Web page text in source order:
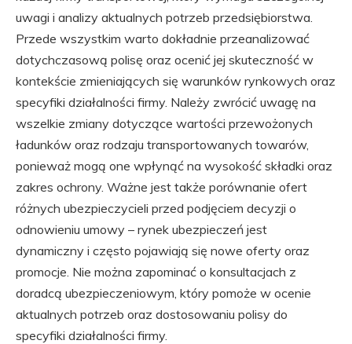
uwagi i analizy aktualnych potrzeb przedsiębiorstwa.
Przede wszystkim warto dokładnie przeanalizować
dotychczasową polisę oraz ocenić jej skuteczność w
kontekście zmieniających się warunków rynkowych oraz
specyfiki działalności firmy. Należy zwrócić uwagę na
wszelkie zmiany dotyczące wartości przewożonych
ładunków oraz rodzaju transportowanych towarów,
ponieważ mogą one wpłynąć na wysokość składki oraz
zakres ochrony. Ważne jest także porównanie ofert
różnych ubezpieczycieli przed podjęciem decyzji o
odnowieniu umowy – rynek ubezpieczeń jest
dynamiczny i często pojawiają się nowe oferty oraz
promocje. Nie można zapominać o konsultacjach z
doradcą ubezpieczeniowym, który pomoże w ocenie
aktualnych potrzeb oraz dostosowaniu polisy do
specyfiki działalności firmy.